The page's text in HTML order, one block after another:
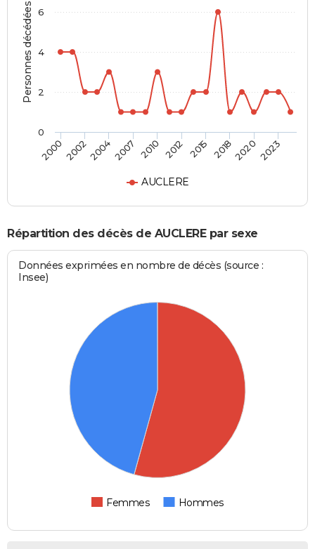
Personnes décédées
AUCLERE
2000200220042007 2010 2012 2015 201820202023
0
2
4
6
Répartition des décès de AUCLERE par sexe
Données exprimées en nombre de décès (source :
Insee)
Femmes Hommes